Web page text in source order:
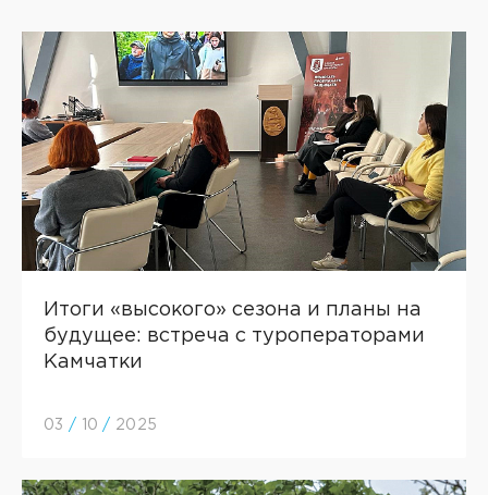
Итоги «высокого» сезона и планы на
будущее: встреча с туроператорами
Камчатки
03 / 10 / 2025